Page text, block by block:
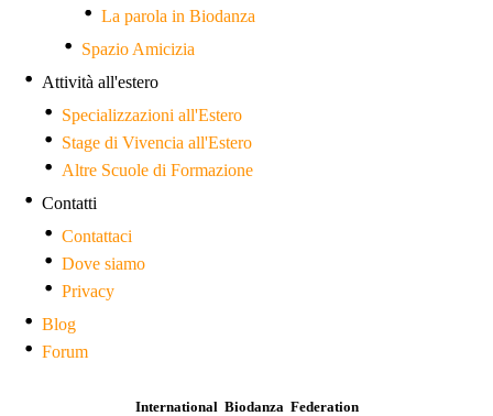
La parola in Biodanza
Spazio Amicizia
Attività all'estero
Specializzazioni all'Estero
Stage di Vivencia all'Estero
Altre Scuole di Formazione
Contatti
Contattaci
Dove siamo
Privacy
Blog
Forum
International Biodanza Federation